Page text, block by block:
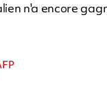
n'a encore